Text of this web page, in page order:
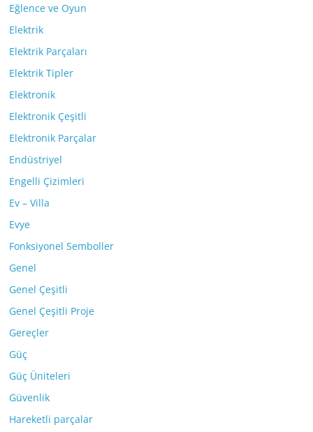
Eğlence ve Oyun
Elektrik
Elektrik Parçaları
Elektrik Tipler
Elektronik
Elektronik Çeşitli
Elektronik Parçalar
Endüstriyel
Engelli Çizimleri
Ev – Villa
Evye
Fonksiyonel Semboller
Genel
Genel Çeşitli
Genel Çeşitli Proje
Gereçler
Güç
Güç Üniteleri
Güvenlik
Hareketli parçalar